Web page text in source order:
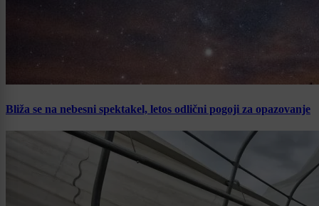
Bliža se na nebesni spektakel, letos odlični pogoji za opazovanje